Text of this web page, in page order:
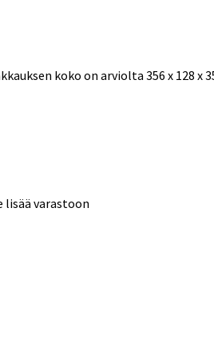
koko on arviolta 356 x 128 x
varastoon